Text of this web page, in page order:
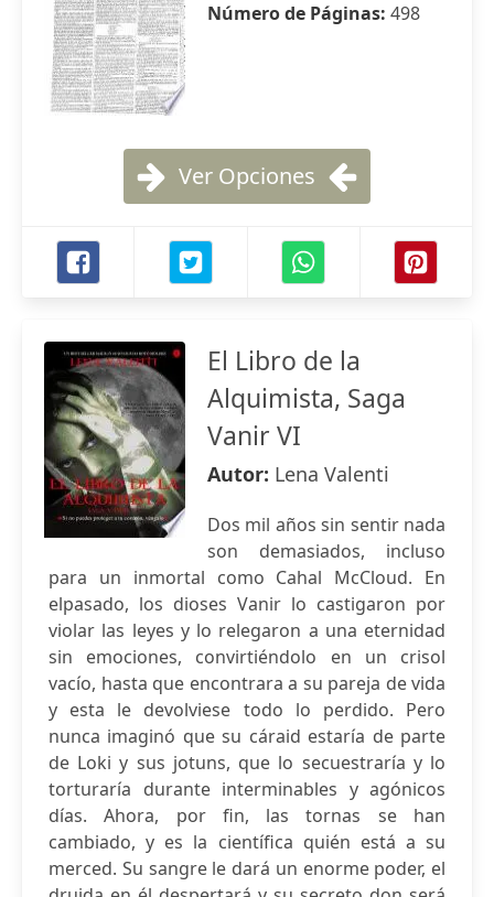
Número de Páginas: 498
Ver Opciones
El Libro de la
Alquimista, Saga
Vanir VI
Autor: Lena Valenti
Dos mil años sin sentir nada
son demasiados, incluso
para un inmortal como Cahal McCloud. En
elpasado, los dioses Vanir lo castigaron por
violar las leyes y lo relegaron a una eternidad
sin emociones, convirtiéndolo en un crisol
vacío, hasta que encontrara a su pareja de vida
y esta le devolviese todo lo perdido. Pero
nunca imaginó que su cáraid estaría de parte
de Loki y sus jotuns, que lo secuestraría y lo
torturaría durante interminables y agónicos
días. Ahora, por fin, las tornas se han
cambiado, y es la científica quién está a su
merced. Su sangre le dará un enorme poder, el